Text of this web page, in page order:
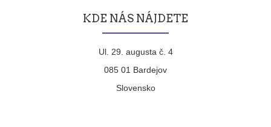
KDE NÁS NÁJDETE
Ul. 29. augusta č. 4
085 01 Bardejov
Slovensko